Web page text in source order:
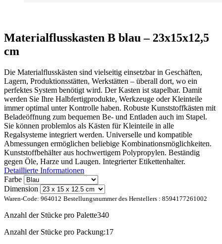
Materialflusskasten B blau – 23x15x12,5
cm
Die Materialflusskästen sind vielseitig einsetzbar in Geschäften,
Lagern, Produktionsstätten, Werkstätten – überall dort, wo ein
perfektes System benötigt wird. Der Kasten ist stapelbar. Damit
werden Sie Ihre Halbfertigprodukte, Werkzeuge oder Kleinteile
immer optimal unter Kontrolle haben. Robuste Kunststoffkästen mit
Beladeöffnung zum bequemen Be- und Entladen auch im Stapel.
Sie können problemlos als Kästen für Kleinteile in alle
Regalsysteme integriert werden. Universelle und kompatible
Abmessungen ermöglichen beliebige Kombinationsmöglichkeiten.
Kunststoffbehälter aus hochwertigem Polypropylen. Beständig
gegen Öle, Harze und Laugen. Integrierter Etikettenhalter.
Detaillierte Informationen
Farbe
Dimension
Waren-Code: 964012 Bestellungsnummer des Herstellers : 8594177261002
Anzahl der Stücke pro Palette340
Anzahl der Stücke pro Packung:17